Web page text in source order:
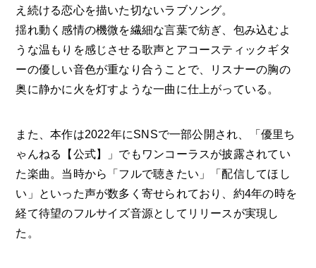
え続ける恋心を描いた切ないラブソング。
揺れ動く感情の機微を繊細な言葉で紡ぎ、包み込むよ
うな温もりを感じさせる歌声とアコースティックギタ
ーの優しい音色が重なり合うことで、リスナーの胸の
奥に静かに火を灯すような一曲に仕上がっている。
また、本作は2022年にSNSで一部公開され、「優里ち
ゃんねる【公式】」でもワンコーラスが披露されてい
た楽曲。当時から「フルで聴きたい」「配信してほし
い」といった声が数多く寄せられており、約4年の時を
経て待望のフルサイズ音源としてリリースが実現し
た。